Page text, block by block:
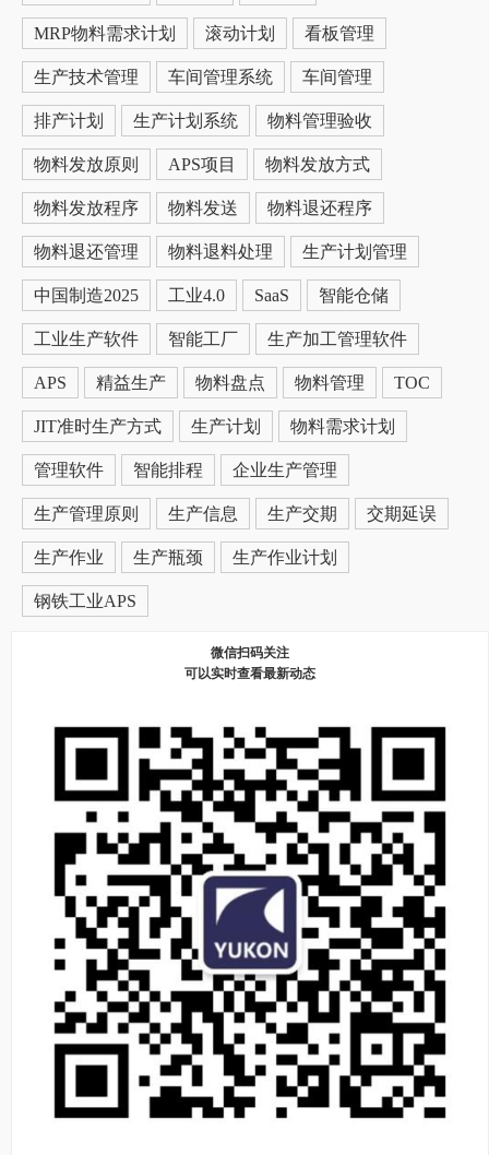
MRP物料需求计划 滚动计划 看板管理
生产技术管理 车间管理系统 车间管理
排产计划 生产计划系统 物料管理验收
物料发放原则 APS项目 物料发放方式
物料发放程序 物料发送 物料退还程序
物料退还管理 物料退料处理 生产计划管理
中国制造2025 工业4.0 SaaS 智能仓储
工业生产软件 智能工厂 生产加工管理软件
APS 精益生产 物料盘点 物料管理 TOC
JIT准时生产方式 生产计划 物料需求计划
管理软件 智能排程 企业生产管理
生产管理原则 生产信息 生产交期 交期延误
生产作业 生产瓶颈 生产作业计划
钢铁工业APS
微信扫码关注
可以实时查看最新动态